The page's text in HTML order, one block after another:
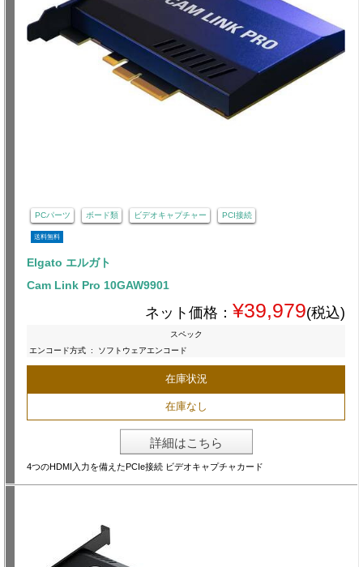
PCパーツ ボード類 ビデオキャプチャー PCI接続
送料無料
Elgato エルガト
Cam Link Pro 10GAW9901
ネット価格： ¥39,979(税込)
スペック
エンコード方式 : ソフトウェアエンコード
在庫状況
在庫なし
詳細はこちら
4つのHDMI入力を備えたPCIe接続 ビデオキャプチャカード